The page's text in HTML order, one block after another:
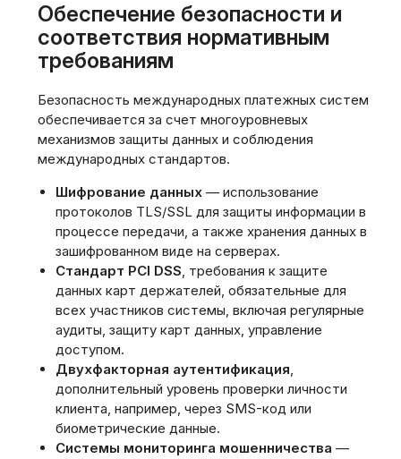
Обеспечение безопасности и
соответствия нормативным
требованиям
Безопасность международных платежных систем
обеспечивается за счет многоуровневых
механизмов защиты данных и соблюдения
международных стандартов.
Шифрование данных — использование
протоколов TLS/SSL для защиты информации в
процессе передачи, а также хранения данных в
зашифрованном виде на серверах.
Стандарт PCI DSS, требования к защите
данных карт держателей, обязательные для
всех участников системы, включая регулярные
аудиты, защиту карт данных, управление
доступом.
Двухфакторная аутентификация,
дополнительный уровень проверки личности
клиента, например, через SMS-код или
биометрические данные.
Системы мониторинга мошенничества —